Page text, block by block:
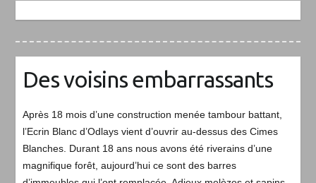
Des voisins embarrassants
Après 18 mois d’une construction menée tambour battant,
l’Ecrin Blanc d’Odlays vient d’ouvrir au-dessus des Cimes
Blanches. Durant 18 ans nous avons été riverains d’une
magnifique forêt, aujourd’hui ce sont des barres